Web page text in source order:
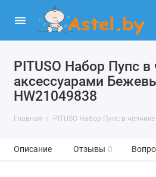
PITUSO Набор Пупс в
аксессуарами
HW21049838
Главная PITUSO Набор Пупс в
Описание Отзывы 0